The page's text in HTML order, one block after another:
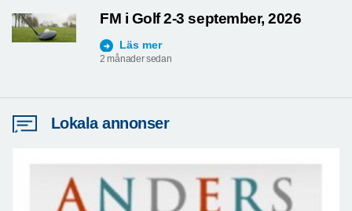
FM i Golf 2-3 september, 2026
Läs mer
2 månader sedan
Lokala annonser